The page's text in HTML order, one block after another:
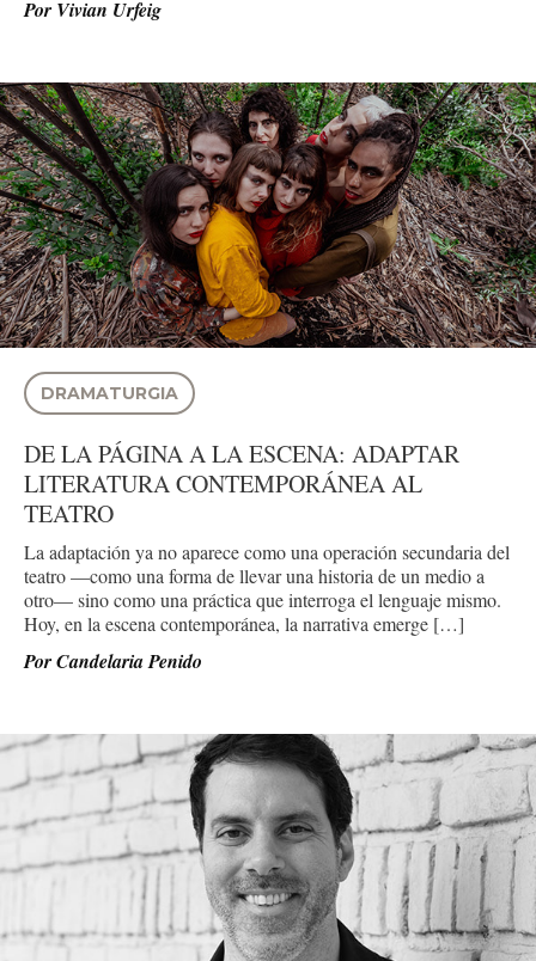
Por Vivian Urfeig
DRAMATURGIA
DE LA PÁGINA A LA ESCENA: ADAPTAR
LITERATURA CONTEMPORÁNEA AL
TEATRO
La adaptación ya no aparece como una operación secundaria del
teatro —como una forma de llevar una historia de un medio a
otro— sino como una práctica que interroga el lenguaje mismo.
Hoy, en la escena contemporánea, la narrativa emerge […]
PorCandelaria Penido